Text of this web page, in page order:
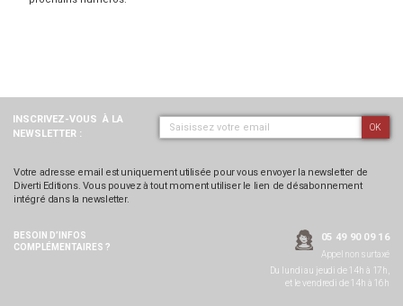
INSCRIVEZ-VOUS À LA
NEWSLETTER :
OK
Votre adresse email est uniquement utilisée pour vous envoyer la newsletter de
Diverti Editions. Vous pouvez à tout moment utiliser le lien de désabonnement
intégré dans la newsletter.
BESOIN D’INFOS
COMPLÉMENTAIRES ?
05 49 90 09 16
Appel non surtaxé
Du lundi au jeudi de 14h à 17h,
et le vendredi de 14h à 16h